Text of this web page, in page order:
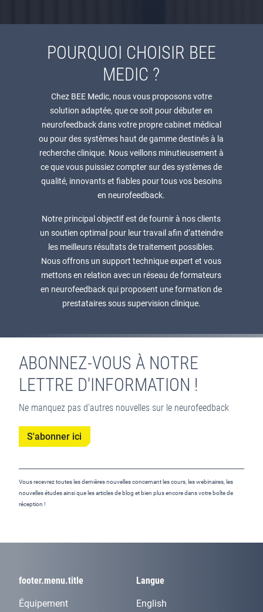
POURQUOI CHOISIR BEE
MEDIC ?
Chez BEE Medic, nous vous proposons votre
solution adaptée, que ce soit pour débuter en
neurofeedback dans votre propre cabinet médical
ou pour des systèmes haut de gamme destinés à la
recherche clinique. Nous veillons minutieusement à
ce que vous puissiez compter sur des systèmes de
qualité, innovants et fiables pour tous vos besoins
en neurofeedback.
Notre principal objectif est de fournir à nos clients
un soutien optimal pour leur travail afin d’atteindre
les meilleurs résultats de traitement possibles.
Nous offrons un support technique expert et vous
mettons en relation avec un réseau de formateurs
en neurofeedback qui proposent une formation de
prestataires sous supervision clinique.
ABONNEZ-VOUS À NOTRE
LETTRE D'INFORMATION !
Ne manquez pas d'autres nouvelles sur le neurofeedback
S'abonner ici
Vous recevrez toutes les dernières nouvelles concernant les cours, les webinaires, les
nouvelles études ainsi que les articles de blog et bien plus encore dans votre boîte de
réception !
footer.menu.title
Équipement
Langue
English